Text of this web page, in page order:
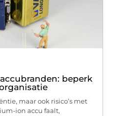
beperk
maar ook risico’s met
ion accu faalt,